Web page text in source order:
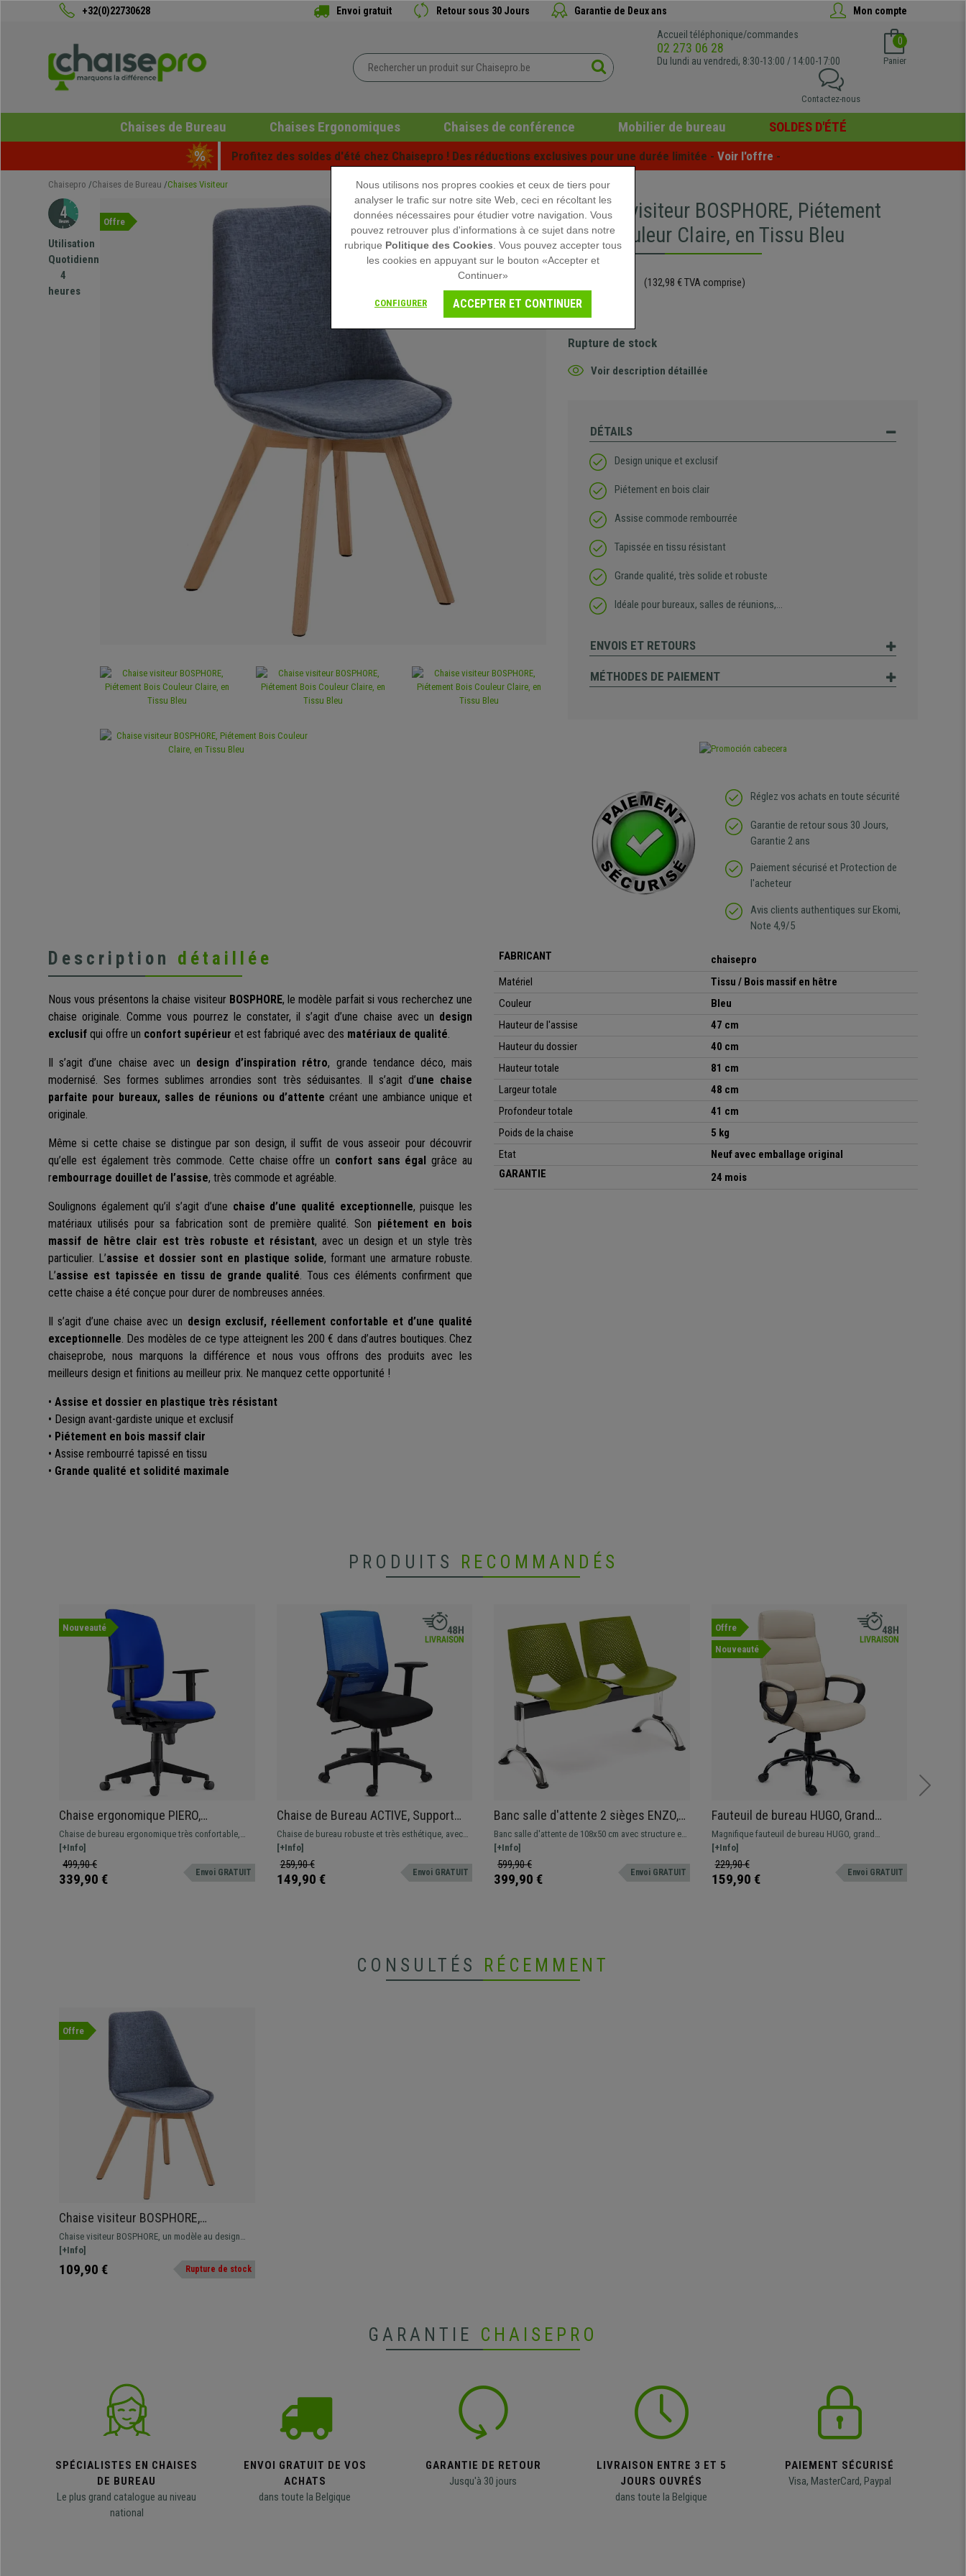
+32(0)22730628 Envoi gratuit Retour sous 30 Jours Garantie de Deux ans Mon compte
Accueil téléphonique/commandes
02 273 06 28
Du lundi au vendredi, 8:30-13:00 / 14:00-17:00
0
Panier
Contactez-nous
Chaises de Bureau Chaises Ergonomiques Chaises de conférence Mobilier de bureau SOLDES D'ÉTÉ
Profitez des soldes d'été chez Chaisepro ! Des réductions exclusives pour une durée limitée - Voir l'offre -
Chaisepro Chaises de Bureau Chaises Visiteur
Utilisation
Quotidienne
4
heures
Offre
Chaise visiteur BOSPHORE, Piétement
Bois Couleur Claire, en Tissu Bleu
(132,98 € TVA comprise)
Rupture de stock
Rupture de stock
Voir description détaillée
DÉTAILS
Design unique et exclusif
Piétement en bois clair
Assise commode rembourrée
Tapissée en tissu résistant
Grande qualité, très solide et robuste
Idéale pour bureaux, salles de réunions,…
ENVOIS ET RETOURS
MÉTHODES DE PAIEMENT
Réglez vos achats en toute sécurité
Garantie de retour sous 30 Jours,
Garantie 2 ans
Paiement sécurisé et Protection de
l'acheteur
Avis clients authentiques sur Ekomi,
Note 4,9/5
Description détaillée
Nous vous présentons la chaise visiteur BOSPHORE, le modèle parfait si vous recherchez une
chaise originale. Comme vous pourrez le constater, il s’agit d’une chaise avec un design
exclusif qui offre un confort supérieur et est fabriqué avec des matériaux de qualité.
Il s’agit d’une chaise avec un design d’inspiration rétro, grande tendance déco, mais
modernisé. Ses formes sublimes arrondies sont très séduisantes. Il s’agit d’une chaise
parfaite pour bureaux, salles de réunions ou d’attente créant une ambiance unique et
originale.
Même si cette chaise se distingue par son design, il suffit de vous asseoir pour découvrir
qu’elle est également très commode. Cette chaise offre un confort sans égal grâce au
rembourrage douillet de l’assise, très commode et agréable.
Soulignons également qu’il s’agit d’une chaise d’une qualité exceptionnelle, puisque les
matériaux utilisés pour sa fabrication sont de première qualité. Son piétement en bois
massif de hêtre clair est très robuste et résistant, avec un design et un style très
particulier. L’assise et dossier sont en plastique solide, formant une armature robuste.
L’assise est tapissée en tissu de grande qualité. Tous ces éléments confirment que
cette chaise a été conçue pour durer de nombreuses années.
Il s’agit d’une chaise avec un design exclusif, réellement confortable et d’une qualité
exceptionnelle. Des modèles de ce type atteignent les 200 € dans d’autres boutiques. Chez
chaiseprobe, nous marquons la différence et nous vous offrons des produits avec les
meilleurs design et finitions au meilleur prix. Ne manquez cette opportunité !
• Assise et dossier en plastique très résistant
• Design avant-gardiste unique et exclusif
• Piétement en bois massif clair
• Assise rembourré tapissé en tissu
• Grande qualité et solidité maximale
FABRICANT
chaisepro
Matériel
Tissu / Bois massif en hêtre
Couleur
Bleu
Hauteur de l'assise
47 cm
Hauteur du dossier
40 cm
Hauteur totale
81 cm
Largeur totale
48 cm
Profondeur totale
41 cm
Poids de la chaise
5 kg
Etat
Neuf avec emballage original
GARANTIE
24 mois
PRODUITS RECOMMANDÉS
Nouveauté
Chaise ergonomique PIERO,
Accoudoirs Ajustables, en Tissu Bleu
Chaise de bureau ergonomique très confortable,
élaborée à partir de matériaux de grande qualité :
idéale pour une utilisation professionnelle intensive
!
[+Info]
499,90 €
339,90 € Envoi GRATUIT
Chaise de Bureau ACTIVE, Support
Lombaire, Accoudoirs Ajustables,
Confortable et Robuste, Bleu
Chaise de bureau robuste et très esthétique, avec
support lombaire. Assise de haute densité et
accoudoirs ajustables, la garantie d'un confort
optimal.
[+Info]
259,90 €
149,90 € Envoi GRATUIT
Banc salle d'attente 2 sièges ENZO,
Structure en Métal, Plastique Vert
Banc salle d'attente de 108x50 cm avec structure en
métal et assises design en plastique. Très résistant
et pratique. Disponible en plusieurs couleurs
[+Info]
599,90 €
399,90 € Envoi GRATUIT
Offre
Nouveauté
Fauteuil de bureau HUGO, Grand
rembourrage, Utilisation 8h, Crème
Magnifique fauteuil de bureau HUGO, grand
rembourrage, revêtement en cuir facile d'entretien et
nettoyage.
[+Info]
229,90 €
159,90 € Envoi GRATUIT
CONSULTÉS RÉCEMMENT
Offre
Chaise visiteur BOSPHORE,
Piétement Bois Couleur Claire, en
Tissu Bleu
Chaise visiteur BOSPHORE, un modèle au design
exclusif, parfaite si vous recherchez une ambiance
unique et un confort supérieur.
[+Info]
109,90 € Rupture de stock
GARANTIE CHAISEPRO
SPÉCIALISTES EN CHAISES
DE BUREAU
Le plus grand catalogue au niveau
national
ENVOI GRATUIT DE VOS
ACHATS
dans toute la Belgique
GARANTIE DE RETOUR
Jusqu'à 30 jours
LIVRAISON ENTRE 3 ET 5
JOURS OUVRÉS
dans toute la Belgique
PAIEMENT SÉCURISÉ
Visa, MasterCard, Paypal
Nous utilisons nos propres cookies et ceux de tiers pour
analyser le trafic sur notre site Web, ceci en récoltant les
données nécessaires pour étudier votre navigation. Vous
pouvez retrouver plus d'informations à ce sujet dans notre
rubrique Politique des Cookies . Vous pouvez accepter tous
les cookies en appuyant sur le bouton «Accepter et
Continuer»
CONFIGURER ACCEPTER ET CONTINUER